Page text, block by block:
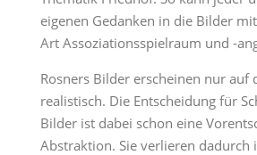
eigenen Gedanken in die Bilder
Art Assoziationsspielraum und -
Rosners Bilder erscheinen nur auf
realistisch. Die Entscheidung für
Bilder ist dabei schon eine
Abstraktion. Sie verlieren dadurch